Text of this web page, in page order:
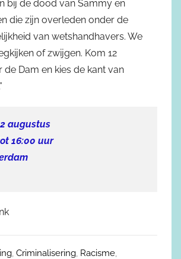
bij de dood van Sammy en
die zijn overleden onder de
van wetshandhavers. We
of zwijgen. Kom 12
de Dam en kies de kant van
augustus
16:00 uur
, Criminalisering, Racisme,